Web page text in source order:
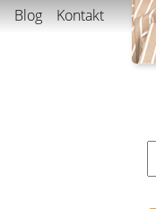
Blog Kontakt